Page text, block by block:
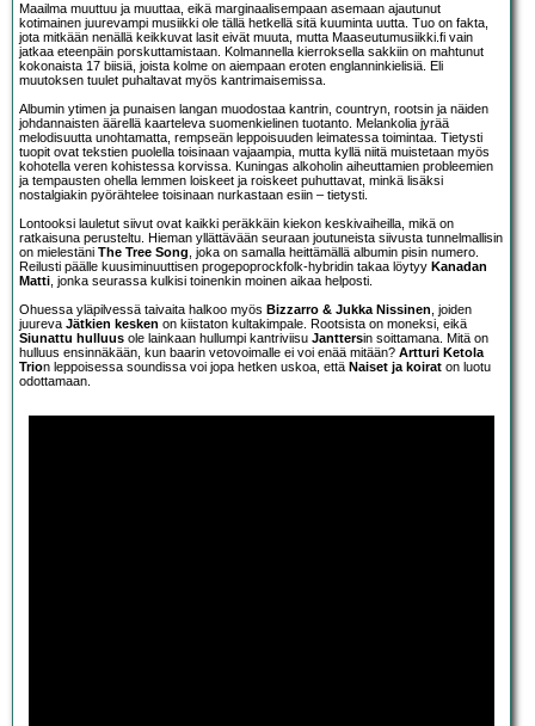
Maailma muuttuu ja muuttaa, eikä marginaalisempaan asemaan ajautunut
kotimainen juurevampi musiikki ole tällä hetkellä sitä kuuminta uutta. Tuo on fakta,
jota mitkään nenällä keikkuvat lasit eivät muuta, mutta Maaseutumusiikki.fi vain
jatkaa eteenpäin porskuttamistaan. Kolmannella kierroksella sakkiin on mahtunut
kokonaista 17 biisiä, joista kolme on aiempaan eroten englanninkielisiä. Eli
muutoksen tuulet puhaltavat myös kantrimaisemissa.
Albumin ytimen ja punaisen langan muodostaa kantrin, countryn, rootsin ja näiden
johdannaisten äärellä kaarteleva suomenkielinen tuotanto. Melankolia jyrää
melodisuutta unohtamatta, rempseän leppoisuuden leimatessa toimintaa. Tietysti
tuopit ovat tekstien puolella toisinaan vajaampia, mutta kyllä niitä muistetaan myös
kohotella veren kohistessa korvissa. Kuningas alkoholin aiheuttamien probleemien
ja tempausten ohella lemmen loiskeet ja roiskeet puhuttavat, minkä lisäksi
nostalgiakin pyörähtelee toisinaan nurkastaan esiin – tietysti.
Lontooksi lauletut siivut ovat kaikki peräkkäin kiekon keskivaiheilla, mikä on
ratkaisuna perusteltu. Hieman yllättävään seuraan joutuneista siivusta tunnelmallisin
on mielestäni The Tree Song, joka on samalla heittämällä albumin pisin numero.
Reilusti päälle kuusiminuuttisen progepoprockfolk-hybridin takaa löytyy Kanadan
Matti, jonka seurassa kulkisi toinenkin moinen aikaa helposti.
Ohuessa yläpilvessä taivaita halkoo myös Bizzarro & Jukka Nissinen, joiden
juureva Jätkien kesken on kiistaton kultakimpale. Rootsista on moneksi, eikä
Siunattu hulluus ole lainkaan hullumpi kantriviisu Janttersin soittamana. Mitä on
hulluus ensinnäkään, kun baarin vetovoimalle ei voi enää mitään? Artturi Ketola
Trion leppoisessa soundissa voi jopa hetken uskoa, että Naiset ja koirat on luotu
odottamaan.